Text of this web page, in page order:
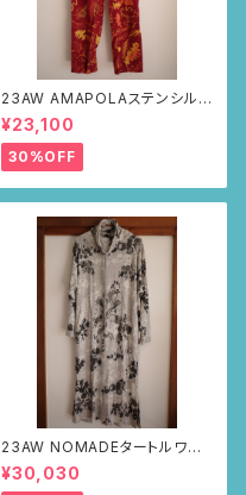
23AW AMAPOLAステンシルパ
ンツ(ボルドー・リーフ柄)
¥23,100
30%OFF
23AW NOMADEタートルワン
ピース(メランジグレー・サボテ
ンの山道柄)
¥30,030